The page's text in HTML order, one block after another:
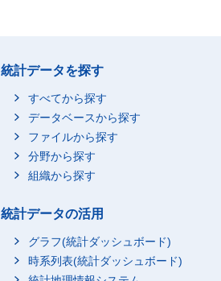
統計データを探す
すべてから探す
データベースから探す
ファイルから探す
分野から探す
組織から探す
統計データの活用
グラフ(統計ダッシュボード)
時系列表(統計ダッシュボード)